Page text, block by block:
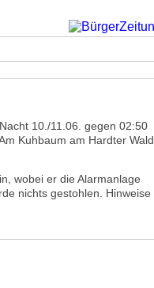
10./11.06. gegen 02:50
Kuhbaum am Hardter Wald
wobei er die Alarmanlage
nichts gestohlen. Hinweise